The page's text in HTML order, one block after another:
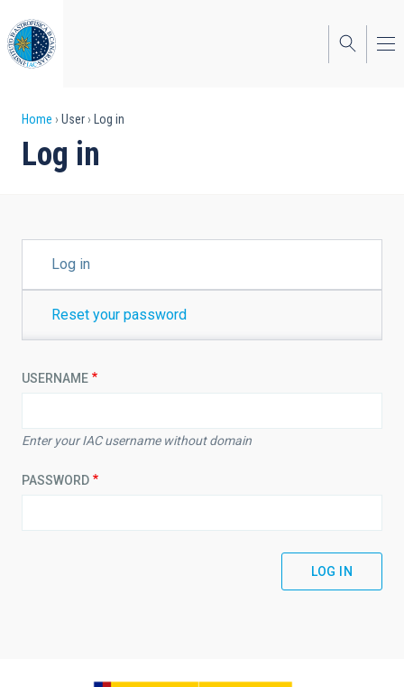
to
main
content
Breadcrumb
Home User Log in
Log in
TABSLog in
Reset your password
USERNAME
Enter your IAC username without domain
PASSWORD